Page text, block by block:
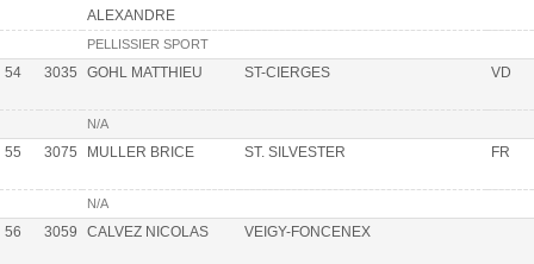
ALEXANDRE
PELLISSIER SPORT
54 3035 GOHL MATTHIEU ST-CIERGES VD
N/A
55 3075 MULLER BRICE ST. SILVESTER FR
N/A
56 3059 CALVEZ NICOLAS VEIGY-FONCENEX